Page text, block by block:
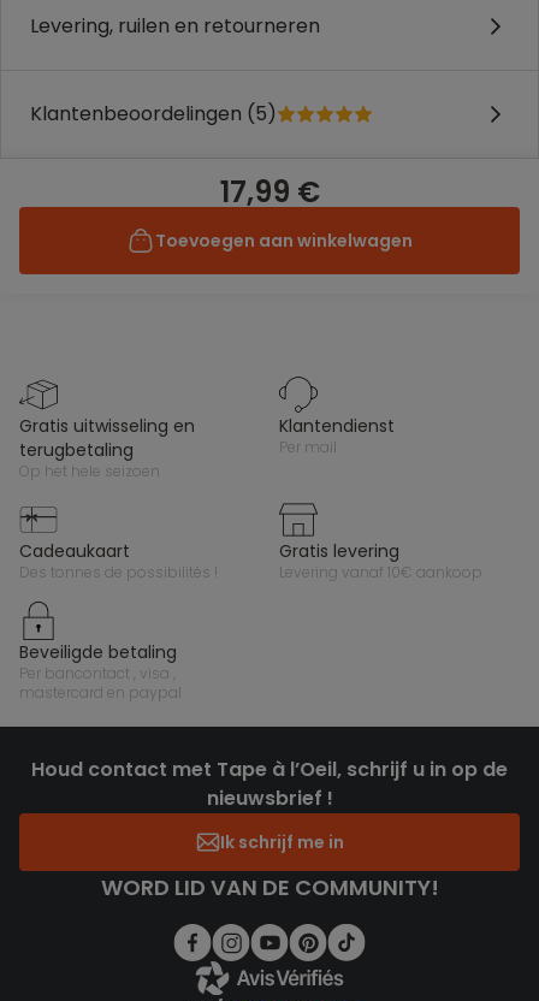
Levering, ruilen en retourneren
Klantenbeoordelingen (5)
17,99 €
Toevoegen aan winkelwagen
gratis uitwisseling en
terugbetaling
op het hele seizoen
klantendienst
per mail
cadeaukaart
des tonnes de possibilités !
gratis levering
levering vanaf 10€ aankoop
beveiligde betaling
per bancontact , visa ,
mastercard en paypal
Houd contact met Tape à l’Oeil, schrijf u in op de
nieuwsbrief !
Ik schrijf me in
WORD LID VAN DE COMMUNITY!